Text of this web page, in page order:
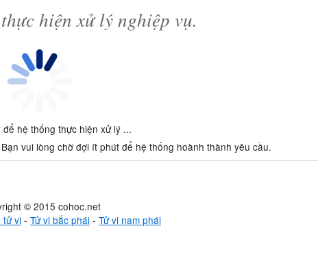
hiện xử lý nghiệp vụ.
để hệ thống thực hiện xử lý ...
vui lòng chờ đợi ít phút để hệ thống hoành thành yêu cầu.
© 2015 cohoc.net
tử vi- Tử vi bắc phái - Tử vi nam phái